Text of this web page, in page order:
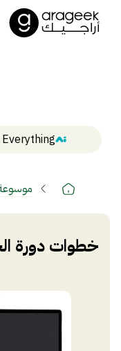
Everything
خطوات دورة